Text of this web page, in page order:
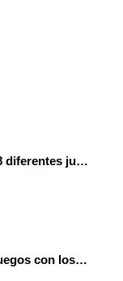
Programa con Scratch, 8 diferentes juegos para vivir la emoción de los partidos de España en el mundial 2026
Programa con Scratch juegos con los partidos del mundial 2026 ganados por España